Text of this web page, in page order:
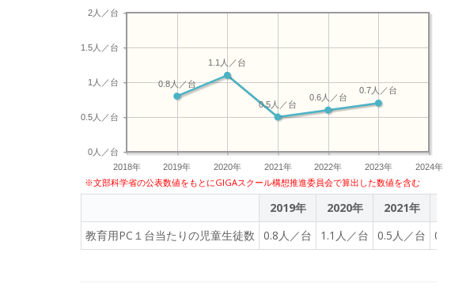
2018年 2019年 2020年 2021年 2022年 2023年 2024年
0人／台
0.5人／台
1人／台
1.5人／台
2人／台
0.7人／台
0.6人／台
0.5人／台
1.1人／台
0.8人／台
※文部科学省の公表数値をもとにGIGAスクール構想推進委員会で算出した数値を含む
2019年 2020年 2021年
教育用PC１台当たりの児童生徒数
0.8人／台 1.1人／台 0.5人／台